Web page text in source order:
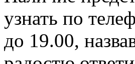
узнать по
до 19.00,